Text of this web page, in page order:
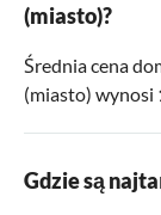
(miasto)?
Średnia cena
(miasto) wynosi
Gdzie są